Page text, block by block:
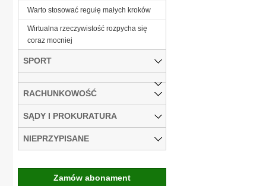
Warto stosować regułę małych kroków
Wirtualna rzeczywistość rozpycha się
coraz mocniej
SPORT
RACHUNKOWOŚĆ
SĄDY I PROKURATURA
NIEPRZYPISANE
Zamów abonament